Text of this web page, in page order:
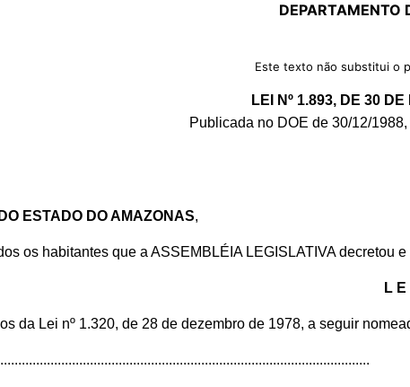
DEPARTAMENTO
Este texto não substitui o
LEI Nº 1.893, DE 30
Publicada no DOE de 30/12/
ESTADO DO AMAZONAS,
os habitantes que a ASSEMBLÉIA LEGISLATIVA decretou
L E
da Lei nº 1.320, de 28 de dezembro de 1978, a seguir